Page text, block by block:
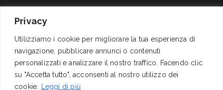
Privacy
Utilizziamo i cookie per migliorare la tua esperienza di
navigazione, pubblicare annunci o contenuti
personalizzati e analizzare il nostro traffico. Facendo clic
su "Accetta tutto", acconsenti al nostro utilizzo dei
cookie.
Leggi di più
00161 Roma
+39 06 4417141
mail@izi.it
pec: izispa@pec.wmail.it
Reg.Trib. Roma 1337/68
C.C.I.A.A. 311291 (REA),
Cap. Soc. Euro
200.000,00 i.v.